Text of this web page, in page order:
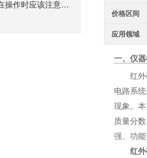
价格区间
应用领域
一、仪
红
电路系
现象。
质量分
强、功
红
全自动测硫仪在操作时应该注意的问题分析